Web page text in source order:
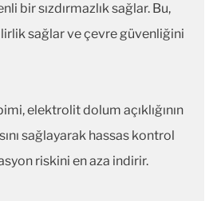
bir sızdırmazlık sağlar. Bu,
sağlar ve çevre güvenliğini
elektrolit dolum açıklığının
sağlayarak hassas kontrol
riskini en aza indirir.